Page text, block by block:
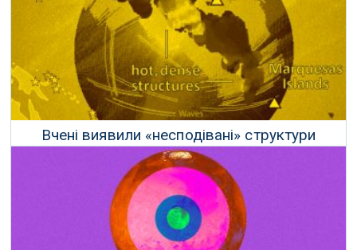
Вчені виявили «несподівані» структури
поблизу ядра Землі
15 Червня 2020 р.